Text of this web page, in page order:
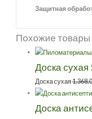
Защитная
Похожие товары
Доска
Доска сухая
Доска